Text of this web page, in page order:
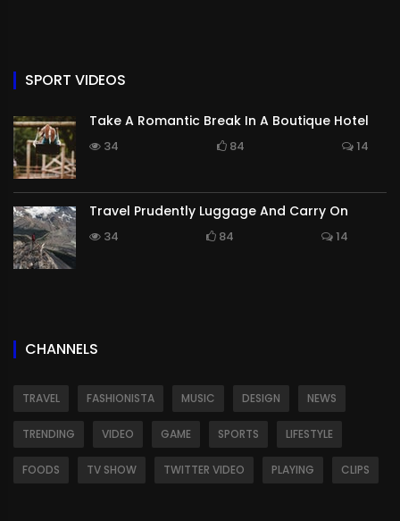
SPORT VIDEOS
Take A Romantic Break In A Boutique Hotel
34 84 14
Travel Prudently Luggage And Carry On
34 84 14
CHANNELS
TRAVEL FASHIONISTA MUSIC DESIGN NEWS
TRENDING VIDEO GAME SPORTS LIFESTYLE
FOODS TV SHOW TWITTER VIDEO PLAYING CLIPS